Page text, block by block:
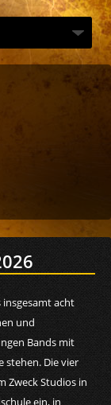
insgesamt acht
und
Bands mit
stehen. Die vier
Zweck Studios in
ein, in